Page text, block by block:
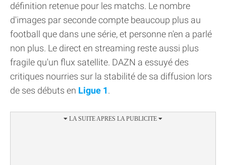
définition retenue pour les matchs. Le nombre
d'images par seconde compte beaucoup plus au
football que dans une série, et personne n'en a parlé
non plus. Le direct en streaming reste aussi plus
fragile qu'un flux satellite. DAZN a essuyé des
critiques nourries sur la stabilité de sa diffusion lors
de ses débuts en Ligue 1.